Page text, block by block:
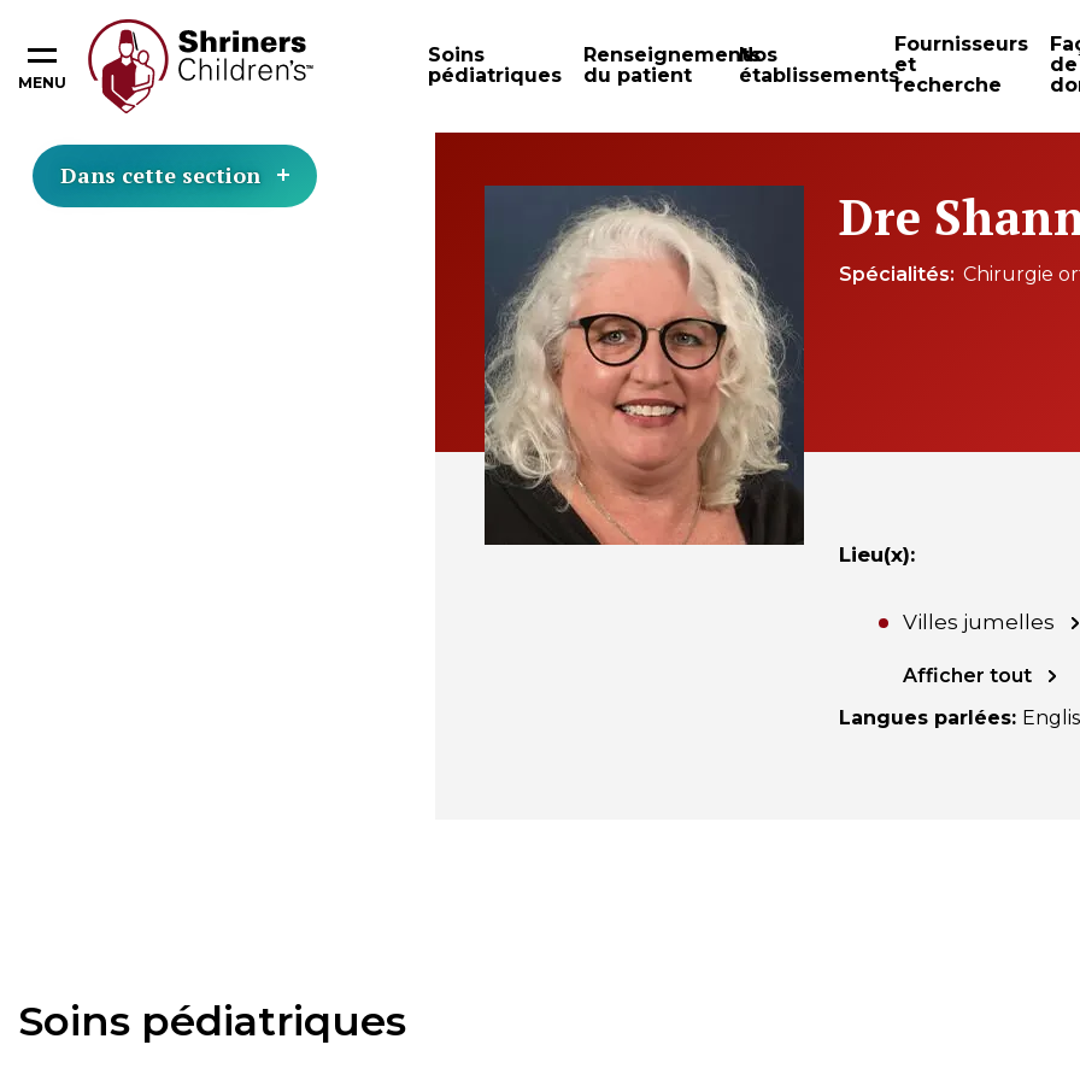
MENU
Soins
pédiatriques
Renseignements
du patient
Nos
établissements
Fournisseurs
et
recherche
de
Dans cette section
Dre
Spécialités Chirurgie
Lieu(x):
Villes jumelles
Afficher tout
Langues parlées:
Soins pédiatriques